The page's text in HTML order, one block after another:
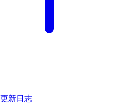
更新日志